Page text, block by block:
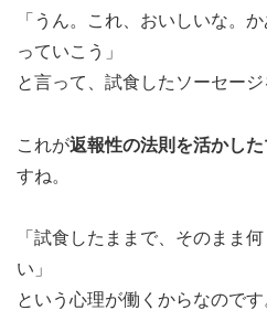
「うん。これ、おいしいな。
っていこう」
と言って、試食したソーセージ
これが返報性の法則を活かし
すね。
「試食したままで、そのまま
い」
という心理が働くからなのです